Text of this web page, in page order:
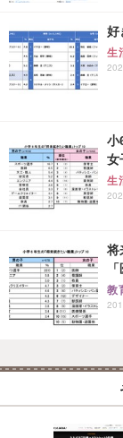
好
生
小
女
生
将
教